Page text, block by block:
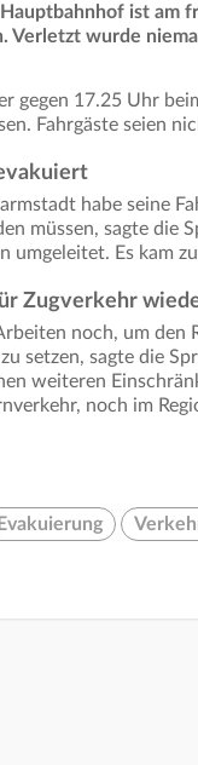
ist am
Verletzt wurde
gegen 17.25 Uhr
Fahrgäste seien
habe seine
müssen, sagte die
umgeleitet. Es kam
Zugverkehr
noch, um den
setzen, sagte die
weiteren
noch im
Evakuierung